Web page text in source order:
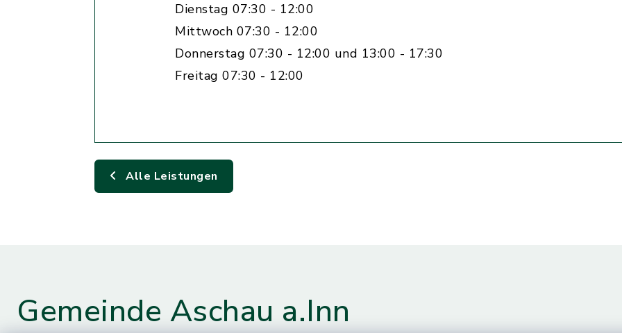
Dienstag 07:30 - 12:00
Mittwoch 07:30 - 12:00
Donnerstag 07:30 - 12:00 und 13:00 - 17:30
Freitag 07:30 - 12:00
Alle Leistungen
Gemeinde Aschau a.Inn